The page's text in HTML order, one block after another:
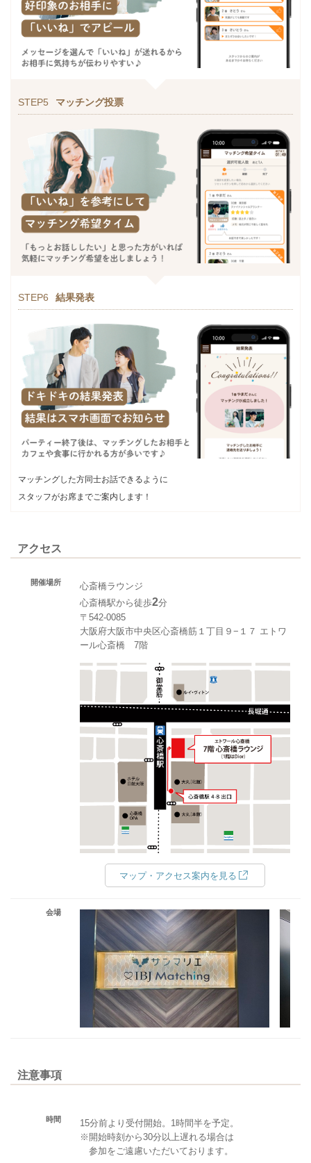
STEP5 マッチング投票
STEP6 結果発表
マッチングした方同士お話できるように
スタッフがお席までご案内します！
アクセス
開催場所
心斎橋ラウンジ
心斎橋駅から徒歩2分
〒542-0085
大阪府大阪市中央区心斎橋筋１丁目９−１７ エトワ
ール心斎橋 7階
マップ・アクセス案内を見る
会場
注意事項
時間
15分前より受付開始。1時間半を予定。
※開始時刻から30分以上遅れる場合は
参加をご遠慮いただいております。